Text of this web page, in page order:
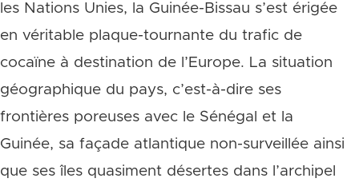
les Nations Unies, la Guinée-Bissau s’est érigée
en véritable plaque-tournante du trafic de
cocaïne à destination de l’Europe. La situation
géographique du pays, c’est-à-dire ses
frontières poreuses avec le Sénégal et la
Guinée, sa façade atlantique non-surveillée ainsi
que ses îles quasiment désertes dans l’archipel